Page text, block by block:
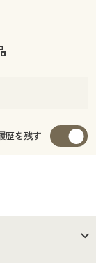
歴を残す